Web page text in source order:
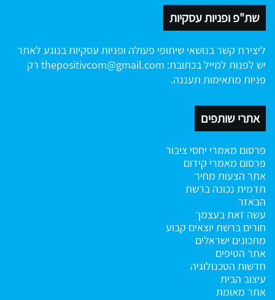
שת"פ ופניות עסקיות
ליצירת קשר בנושאי שיתופי פעולה ופניות עסקיות בנוגע לאתר
יש לפנות למייל בכתובת: thepositivcom@gmail.com רק
פניות מתאימות תעננה.
אתרי שותפים
פרסום מאמרי יחסי ציבור
פרסום מאמרי קידום
אתר הצעות מחיר
תדמית נכונה ברשת
הבאזר
עשה זאת בעצמך
חורים ברשת יוצאים קבוע
מתכונים ישראלים
אתר הטיפים
חדשות הטכנולוגיה
עיצוב הבית
אתר מאומת